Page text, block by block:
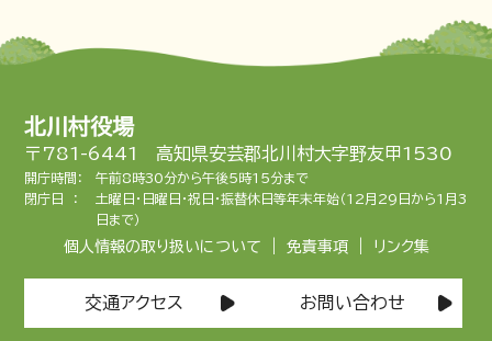
北川村役場
〒781-6441 高知県安芸郡北川村大字野友甲1530
開庁時間：
午前8時30分から午後5時15分まで
閉庁日 ：
土曜日・日曜日・祝日・振替休日等年末年始（12月29日から1月3
日まで）
個人情報の取り扱いについて 免責事項 リンク集
交通アクセス お問い合わせ